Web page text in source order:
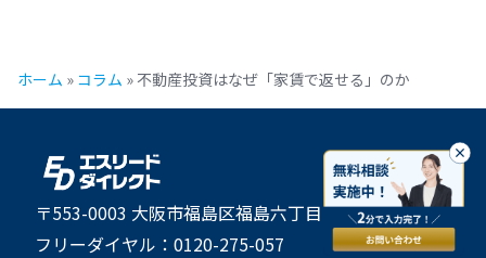
ホーム » コラム » 不動産投資はなぜ「家賃で返せる」のか
〒553-0003 大阪市福島区福島六丁目25番19号 6階
フリーダイヤル：0120-275-057